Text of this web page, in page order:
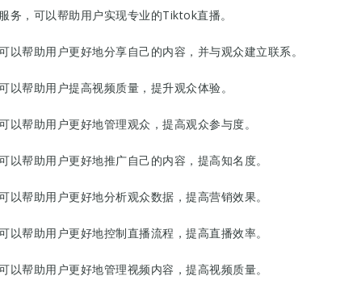
，可以帮助用户实现专业的Tiktok直播。
帮助用户更好地分享自己的内容，并与观众建立联系。
帮助用户提高视频质量，提升观众体验。
帮助用户更好地管理观众，提高观众参与度。
帮助用户更好地推广自己的内容，提高知名度。
帮助用户更好地分析观众数据，提高营销效果。
帮助用户更好地控制直播流程，提高直播效率。
帮助用户更好地管理视频内容，提高视频质量。